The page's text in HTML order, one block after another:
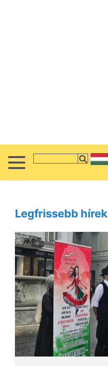
Legfrissebb hírek